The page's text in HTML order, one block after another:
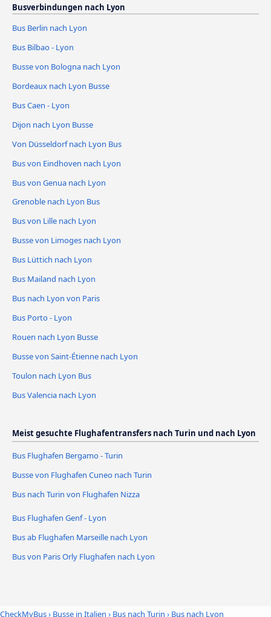
Busverbindungen nach Lyon
Bus Berlin nach Lyon
Bus Bilbao - Lyon
Busse von Bologna nach Lyon
Bordeaux nach Lyon Busse
Bus Caen - Lyon
Dijon nach Lyon Busse
Von Düsseldorf nach Lyon Bus
Bus von Eindhoven nach Lyon
Bus von Genua nach Lyon
Grenoble nach Lyon Bus
Bus von Lille nach Lyon
Busse von Limoges nach Lyon
Bus Lüttich nach Lyon
Bus Mailand nach Lyon
Bus nach Lyon von Paris
Bus Porto - Lyon
Rouen nach Lyon Busse
Busse von Saint-Étienne nach Lyon
Toulon nach Lyon Bus
Bus Valencia nach Lyon
Meist gesuchte Flughafentransfers nach Turin und nach Lyon
Bus Flughafen Bergamo - Turin
Busse von Flughafen Cuneo nach Turin
Bus nach Turin von Flughafen Nizza
Bus Flughafen Genf - Lyon
Bus ab Flughafen Marseille nach Lyon
Bus von Paris Orly Flughafen nach Lyon
CheckMyBus› Busse in Italien › Bus nach Turin › Bus nach Lyon